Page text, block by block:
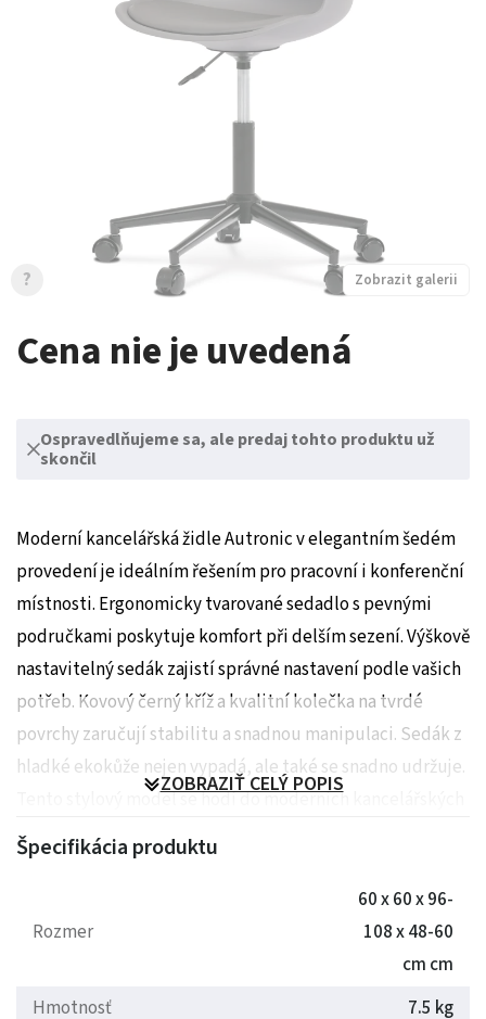
Cena nie je uvedená
Ospravedlňujeme sa, ale predaj tohto produktu už
skončil
Zobrazit galerii
?
Moderní kancelářská židle Autronic v elegantním šedém
provedení je ideálním řešením pro pracovní i konferenční
místnosti. Ergonomicky tvarované sedadlo s pevnými
područkami poskytuje komfort při delším sezení. Výškově
nastavitelný sedák zajistí správné nastavení podle vašich
potřeb. Kovový černý kříž a kvalitní kolečka na tvrdé
povrchy zaručují stabilitu a snadnou manipulaci. Sedák z
hladké ekokůže nejen vypadá, ale také se snadno udržuje.
Tento stylový model se hodí do moderních kancelářských
prostor a přispěje k pohodlí při práci.
Hmotnost: 7.5 kg
ZOBRAZIŤ CELÝ POPIS
Špecifikácia produktu
Rozmer
60 x 60 x 96-
108 x 48-60
cm cm
Hmotnosť
7.5 kg